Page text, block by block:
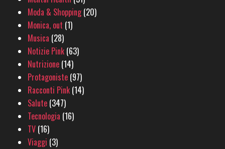
Moda & Shopping(20)
Monica, out (1)
Musica (28)
Notizie Pink (63)
Nutrizione (14)
Protagoniste (97)
Racconti Pink (14)
Salute (347)
Tecnologia (16)
TV (16)
Viaggi (3)